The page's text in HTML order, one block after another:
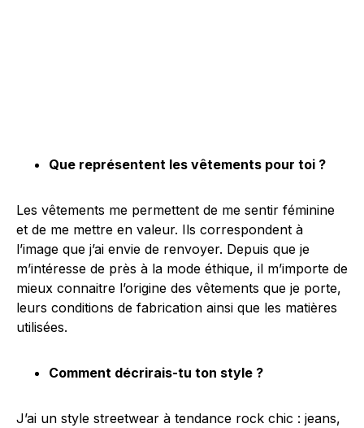
Que représentent les vêtements pour toi ?
Les vêtements me permettent de me sentir féminine
et de me mettre en valeur. Ils correspondent à
l’image que j’ai envie de renvoyer. Depuis que je
m’intéresse de près à la mode éthique, il m’importe de
mieux connaitre l’origine des vêtements que je porte,
leurs conditions de fabrication ainsi que les matières
utilisées.
Comment décrirais-tu ton style ?
J’ai un style streetwear à tendance rock chic : jeans,